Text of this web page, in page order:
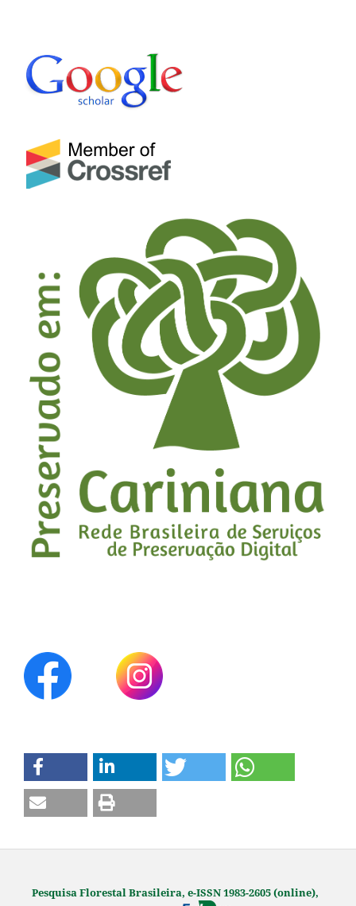
Pesquisa Florestal Brasileira, e-ISSN 1983-2605 (online),